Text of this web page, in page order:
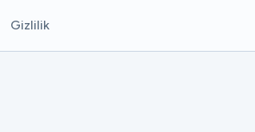
Gizlilik